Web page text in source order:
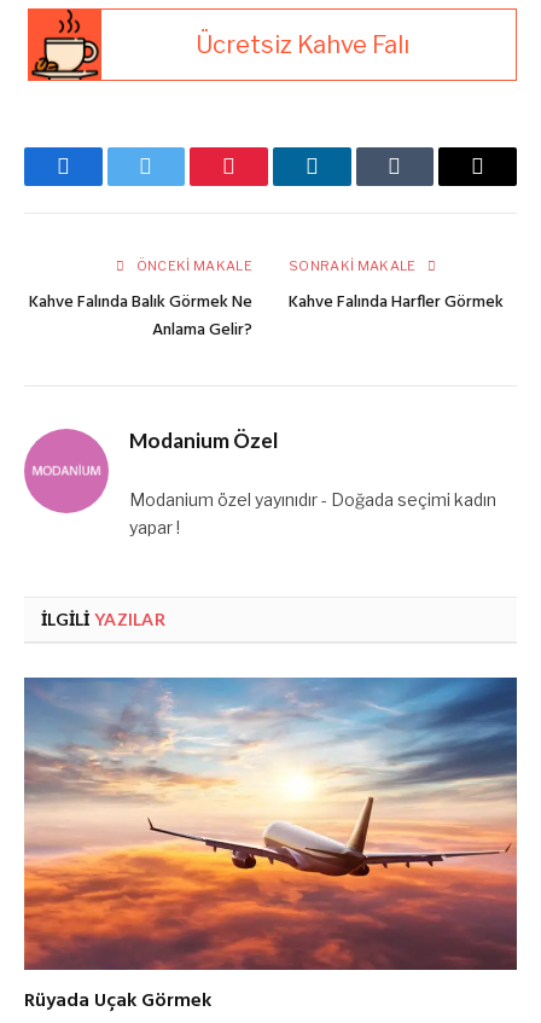
Ücretsiz Kahve Falı
FacebookTwitter Pinterest LinkedInTumblr
E-
ÖNCEKI MAKALE
Kahve Falında Balık Görmek Ne
Anlama Gelir?
SONRAKI MAKALE
Kahve Falında Harfler Görmek
Modanium Özel
Modanium özel yayınıdır - Doğada seçimi kadın
yapar !
İLGILI YAZILAR
Rüyada Uçak Görmek